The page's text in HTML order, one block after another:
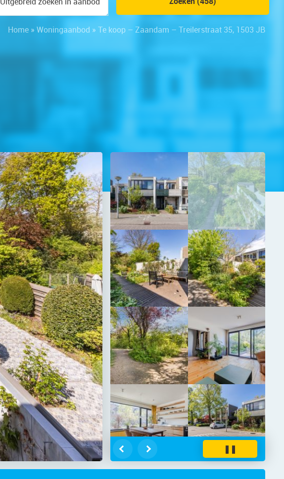
Home » Woningaanbod » Te koop – Zaandam – Treilerstraat 35, 1503 JB
❚❚